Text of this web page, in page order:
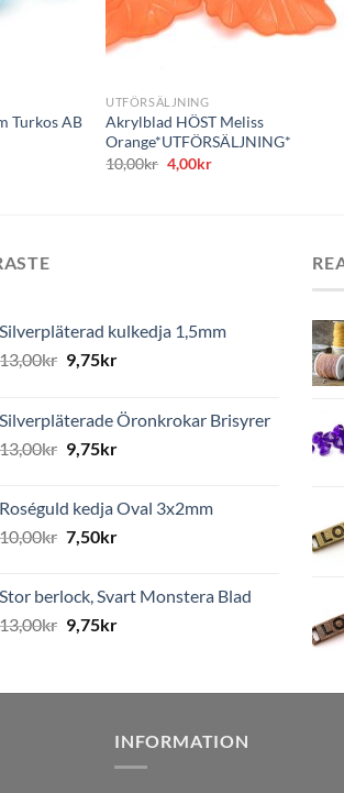
Turkos AB
UTFÖRSÄLJNING
Akrylblad HÖST Meliss
Orange*UTFÖRSÄLJNING*
10,00kr Det
ursprungliga
4,00krDet
Silverpläterad kulkedja 1,5mm
13,00kr 9,75kr
Silverpläterade Öronkrokar Brisyrer
13,00kr 9,75kr
Roséguld kedja Oval 3x2mm
10,00kr 7,50kr
Stor berlock, Svart Monstera Blad
13,00kr 9,75kr
INFORMATION